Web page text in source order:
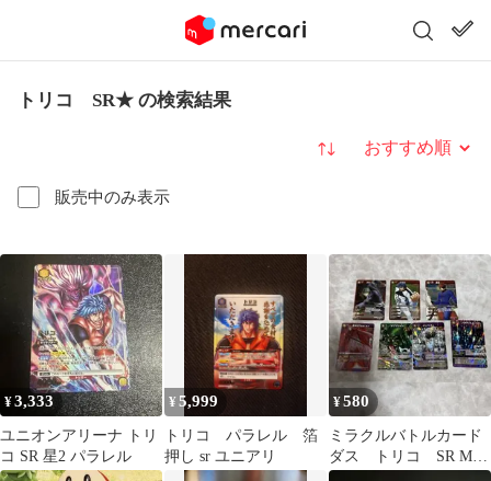
トリコ SR★ の検索結果
販売中のみ表示
並び替え
¥3,333
ユニオンアリーナ トリ
コ SR 星2 パラレル
¥5,999
トリコ パラレル 箔
押し sr ユニアリ
¥580
ミラクルバトルカード
ダス トリコ SR M
まとめて